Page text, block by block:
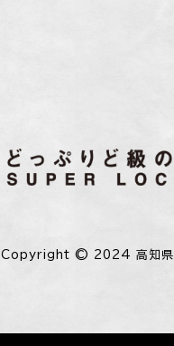
Copyright © 2024 高知県